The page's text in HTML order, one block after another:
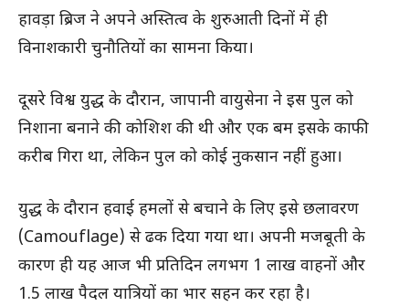
हावड़ा ब्रिज ने अपने अस्तित्व के शुरुआती दिनों में ही
विनाशकारी चुनौतियों का सामना किया।
दूसरे विश्व युद्ध के दौरान, जापानी वायुसेना ने इस पुल को
निशाना बनाने की कोशिश की थी और एक बम इसके काफी
करीब गिरा था, लेकिन पुल को कोई नुकसान नहीं हुआ।
युद्ध के दौरान हवाई हमलों से बचाने के लिए इसे छलावरण
(Camouflage) से ढक दिया गया था। अपनी मजबूती के
कारण ही यह आज भी प्रतिदिन लगभग 1 लाख वाहनों और
1.5 लाख पैदल यात्रियों का भार सहन कर रहा है।